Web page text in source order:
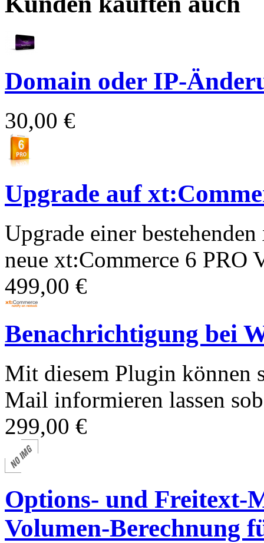
Domain oder IP-
30,00 €
Upgrade auf
Upgrade einer
neue xt:Commerce 6 PRO
499,00 €
Benachrichtigung bei
Mit diesem Plugin können
Mail informieren lassen
299,00 €
Options- und Freitext-
Volumen-Berechnung